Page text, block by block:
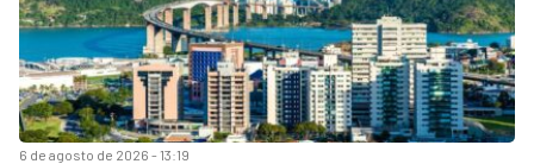
6 de agosto de 2026 - 13:19